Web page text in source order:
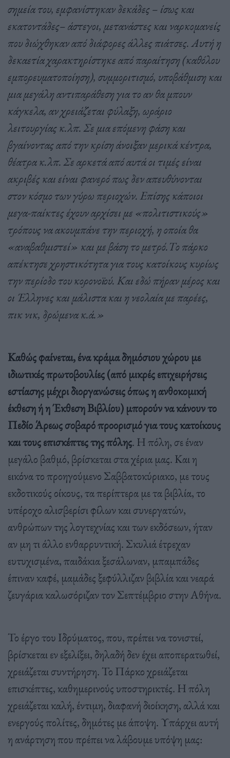
σημεία του, εμφανίστηκαν δεκάδες – ίσως και
εκατοντάδες– άστεγοι, μετανάστες και ναρκομανείς
που διώχθηκαν από διάφορες άλλες πιάτσες. Αυτή η
δεκαετία χαρακτηρίστηκε από παραίτηση (καθόλου
εμπορευματοποίηση), συμμοριτισμό, υποβάθμιση και
μια μεγάλη αντιπαράθεση για το αν θα μπουν
κάγκελα, αν χρειάζεται φύλαξη, ωράριο
λειτουργίας κ.λπ. Σε μια επόμενη φάση και
βγαίνοντας από την κρίση άνοιξαν μερικά κέντρα,
θέατρα κ.λπ. Σε αρκετά από αυτά οι τιμές είναι
ακριβές και είναι φανερό πως δεν απευθύνονται
στον κόσμο των γύρω περιοχών. Επίσης κάποιοι
μεγα-παίκτες έχουν αρχίσει με «πολιτιστικούς»
τρόπους να ακουμπάνε την περιοχή, η οποία θα
«αναβαθμιστεί» και με βάση το μετρό.Το πάρκο
απέκτησε χρηστικότητα για τους κατοίκους κυρίως
την περίοδο του κορονοϊού. Και εδώ πήραν μέρος και
οι Έλληνες και μάλιστα και η νεολαία με παρέες,
πικ νικ, δρώμενα κ.ά.»
Καθώς φαίνεται, ένα κράμα δημόσιου χώρου με
ιδιωτικές πρωτοβουλίες (από μικρές επιχειρήσεις
εστίασης μέχρι διοργανώσεις όπως η ανθοκομική
έκθεση ή η Έκθεση Βιβλίου) μπορούν να κάνουν το
Πεδίο Άρεως σοβαρό προορισμό για τους κατοίκους
και τους επισκέπτες της πόλης. Η πόλη, σε έναν
μεγάλο βαθμό, βρίσκεται στα χέρια μας. Και η
εικόνα το προηγούμενο Σαββατοκύριακο, με τους
εκδοτικούς οίκους, τα περίπτερα με τα βιβλία, το
υπέροχο αλισβερίσι φίλων και συνεργατών,
ανθρώπων της λογτεχνίας και των εκδόσεων, ήταν
αν μη τι άλλο ενθαρρυντική. Σκυλιά έτρεχαν
ευτυχισμένα, παιδάκια ξεσάλωναν, μπαμπάδες
έπιναν καφέ, μαμάδες ξεφύλλιζαν βιβλία και νεαρά
ζευγάρια καλωσόριζαν τον Σεπτέμβριο στην Αθήνα.
Το έργο του Ιδρύματος, που, πρέπει να τονιστεί,
βρίσκεται εν εξελίξει, δηλαδή δεν έχει αποπερατωθεί,
χρειάζεται συντήρηση. Το Πάρκο χρειάζεται
επισκέπτες, καθημερινούς υποστηρικτές. Η πόλη
χρειάζεται καλή, έντιμη, διαφανή διοίκηση, αλλά και
ενεργούς πολίτες, δημότες με άποψη. Υπάρχει αυτή
η ανάρτηση που πρέπει να λάβουμε υπόψη μας: